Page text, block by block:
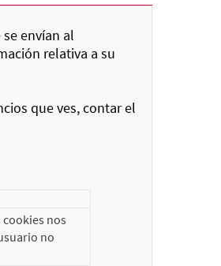
envían al
relativa a su
que ves, contar el
nos
no